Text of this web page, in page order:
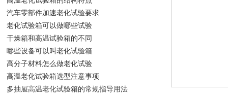
汽车零部件加速老化试验要求
老化试验箱可以做哪些试验
干燥箱和高温试验箱的不同
哪些设备可以叫老化试验箱
高分子材料怎么做老化试验
高温老化试验箱选型注意事项
多抽屉高温老化试验箱的常规指导用法